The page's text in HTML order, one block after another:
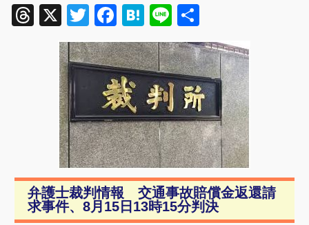
Threads
X TwitterFacebook
Hatena
Line
有
弁護士裁判情報 交通事故賠償金返還請
求事件、8月15日13時15分判決